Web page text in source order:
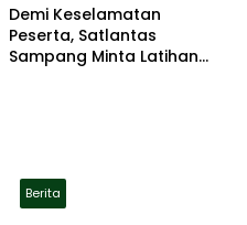
Demi Keselamatan
Peserta, Satlantas
Sampang Minta Latihan
Berita